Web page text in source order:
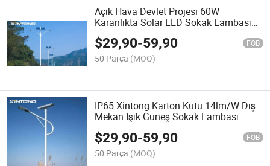
Açık Hava Devlet Projesi 60W
Karanlıkta Solar LED Sokak Lambası
Denetlenen Fabrika için
$29,90-59,90 FOB
50 Parça (MOQ)
IP65 Xintong Karton Kutu 14lm/W Dış
Mekan Işık Güneş Sokak Lambası
$29,90-59,90 FOB
50 Parça (MOQ)